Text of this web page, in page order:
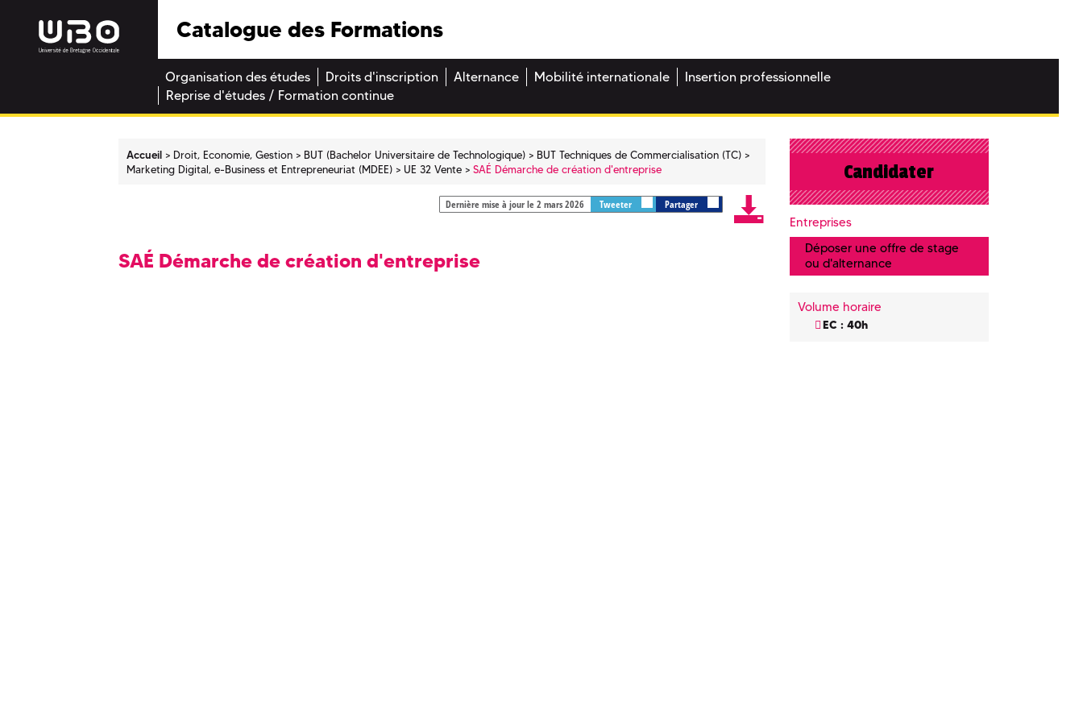
Catalogue des Formations
Organisation des études Droits d'inscription Alternance Mobilité internationale
Insertion professionnelle
Reprise d'études / Formation continue
Accueil Droit, Economie, Gestion BUT (Bachelor Universitaire de Technologique)
BUT Techniques de Commercialisation (TC)
Marketing Digital, e-Business et Entrepreneuriat (MDEE)
UE 32 Vente SAÉ Démarche de création d'entreprise
Dernière mise à jour le 2 mars 2026 Tweeter Partager
SAÉ Démarche de création d'entreprise
Candidater
Entreprises
Déposer une offre de stage
ou d'alternance
Volume horaire
EC : 40h